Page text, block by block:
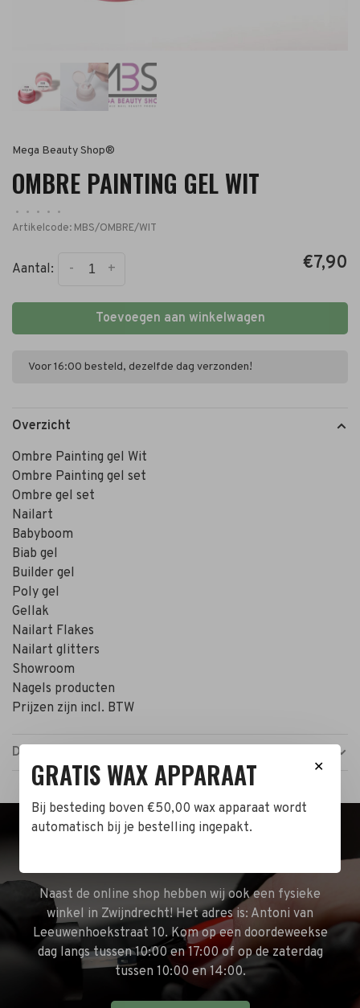
Mega Beauty Shop®
OMBRE PAINTING GEL WIT
• • • •
•
Artikelcode: MBS/OMBRE/WIT
Aantal: +
- €7,90
Toevoegen aan winkelwagen
Voor 16:00 besteld, dezelfde dag verzonden!
Overzicht
Ombre Painting gel Wit
Ombre Painting gel set
Ombre gel set
Nailart
Babyboom
Biab gel
Builder gel
Poly gel
Gellak
Nailart Flakes
Nailart glitters
Showroom
Nagels producten
Prijzen zijn incl. BTW
Details
Naast de online shop hebben wij ook een fysieke
winkel in Zwijndrecht! Het adres is: Antoni van
Leeuwenhoekstraat 10. Kom op een doordeweekse
dag langs tussen 10:00 en 17:00 of op de zaterdag
tussen 10:00 en 14:00.
✕
GRATIS WAX APPARAAT
Bij besteding boven €50,00 wax apparaat wordt
automatisch bij je bestelling ingepakt.